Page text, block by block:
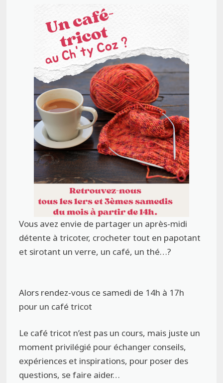
Vous avez envie de partager un après-midi
détente à tricoter, crocheter tout en papotant
et sirotant un verre, un café, un thé…?
Alors rendez-vous ce samedi de 14h à 17h
pour un café tricot
Le café tricot n’est pas un cours, mais juste un
moment privilégié pour échanger conseils,
expériences et inspirations, pour poser des
questions, se faire aider…